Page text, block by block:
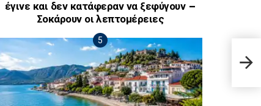
έγινε και δεν κατάφεραν να ξεφύγουν –
Σοκάρουν οι λεπτομέρειες